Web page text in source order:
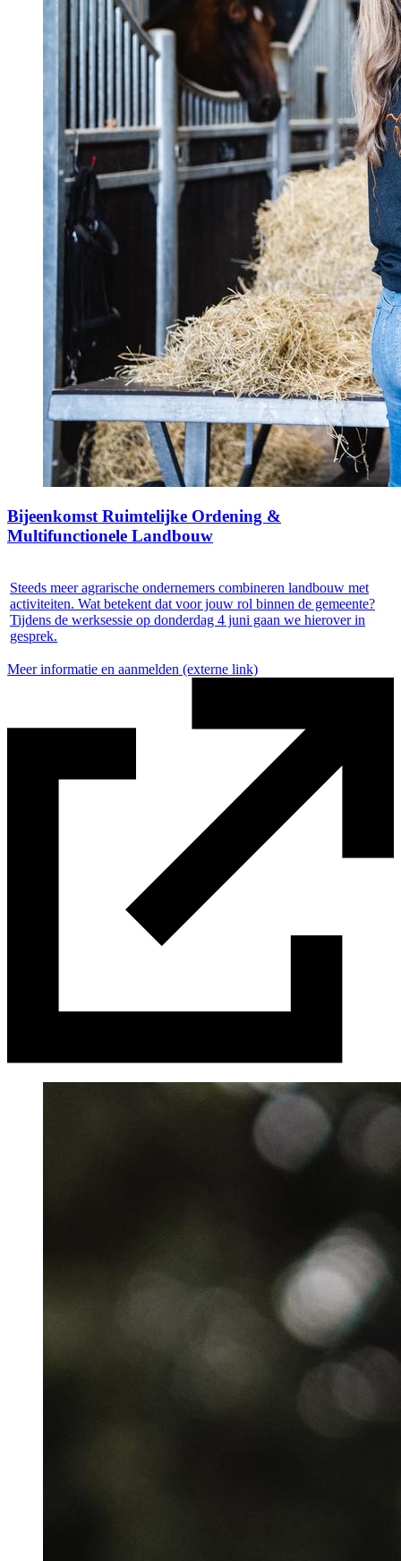
Bijeenkomst Ruimtelijke Ordening &
Multifunctionele Landbouw
Steeds meer agrarische ondernemers combineren landbouw met
activiteiten. Wat betekent dat voor jouw rol binnen de gemeente?
Tijdens de werksessie op donderdag 4 juni gaan we hierover in
gesprek.
Meer informatie en aanmelden (externe link)